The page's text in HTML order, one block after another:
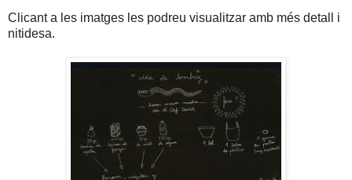
Clicant a les imatges les podreu visualitzar amb més detall i
nitidesa.